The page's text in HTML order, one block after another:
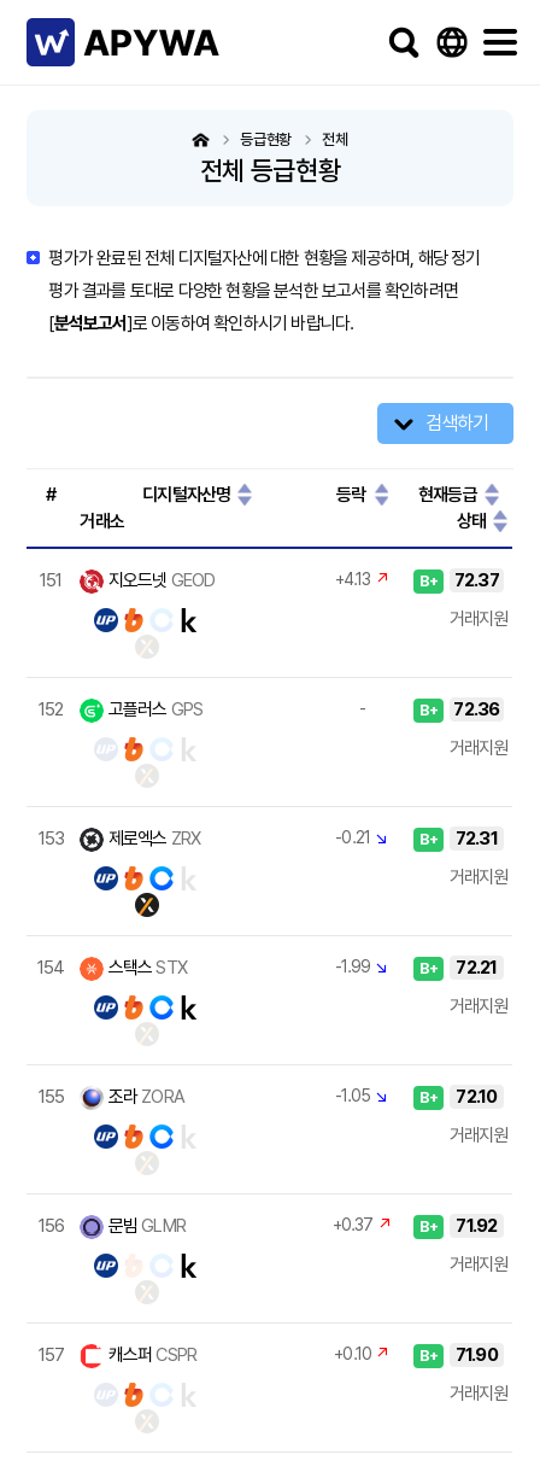
전체 등급현황
등급현황 전체
평가가 완료된 전체 디지털자산에 대한 현황을 제공하며, 해당 정기
평가 결과를 토대로 다양한 현황을 분석한 보고서를 확인하려면
[분석보고서]로 이동하여 확인하시기 바랍니다.
검색하기
# 디지털자산명 등락
현재등급
거래소
상태
151 지오드넷 GEOD +4.13 ↗ B+
72.37
거래지원
152 고플러스 GPS - B+
72.36
거래지원
153 제로엑스 ZRX -0.21 ↘ B+
72.31
거래지원
154 스택스STX -1.99 ↘ B+
72.21
거래지원
155 조라ZORA -1.05 ↘ B+
72.10
거래지원
156 문빔GLMR +0.37 ↗ B+
71.92
거래지원
157 캐스퍼CSPR +0.10 ↗ B+
71.90
거래지원